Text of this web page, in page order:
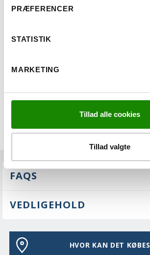
PRÆFERENCER
STATISTIK
MARKETING
Tillad alle cookies
Tillad valgte
FAQS
VEDLIGEHOLD
HVOR KAN DET KØBES